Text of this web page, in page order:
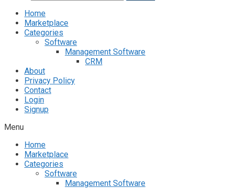
Home
Marketplace
Categories
Software
Management Software
CRM
About
Privacy Policy
Contact
Login
Signup
Menu
Home
Marketplace
Categories
Software
Management Software